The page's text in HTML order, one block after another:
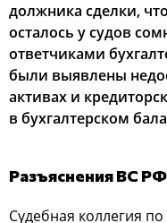
должника сделки,
осталось у судов
ответчиками
были выявлены
активах и
в бухгалтерском
Разъяснения ВС РФ
Судебная коллегия